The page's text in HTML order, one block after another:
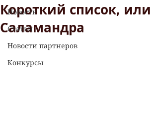
Новости
Статьи
Новости партнеров
Конкурсы
Короткий список, или
Саламандра